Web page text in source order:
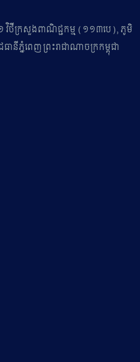
ថីក្រសួងពាណិជ្ជកម្ម (១១៣បេ), ភូមិ
ានីភ្នំពេញ ព្រះរាជាណាចក្រកម្ពុជា